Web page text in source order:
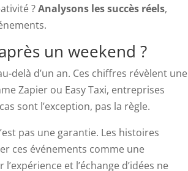
?Analysons les succès réels,
un weekend ?
delà d’un an. Ces chiffres révèlent une
Zapier ou Easy Taxi, entreprises
sont l’exception, pas la règle.
pas une garantie. Les histoires
ces événements comme une
et l’échange d’idées ne